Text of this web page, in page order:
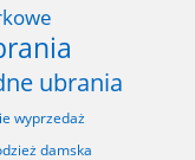
ubrania
wyprzedaż
damska